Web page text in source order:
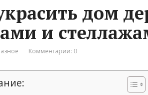
дом
и
Комментарии: 0